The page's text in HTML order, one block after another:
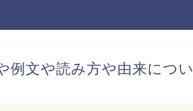
例文や読み方や由来につい